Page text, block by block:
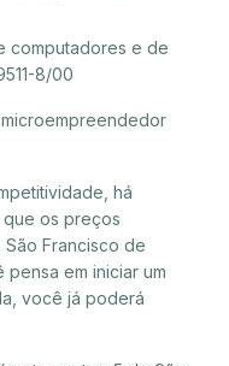
computadores e de
8/00
há
que os preços
Francisco de
em iniciar um
você já poderá